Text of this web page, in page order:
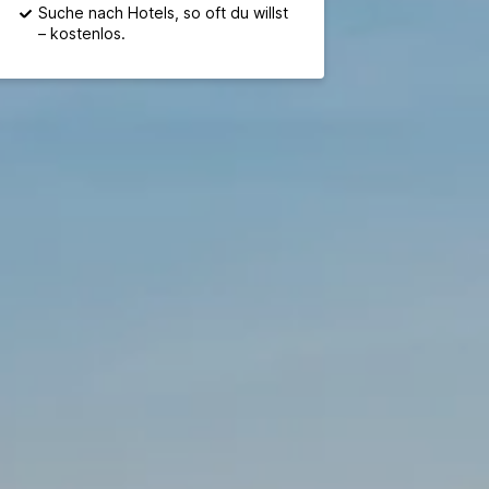
Suche nach Hotels, so oft du willst
– kostenlos.